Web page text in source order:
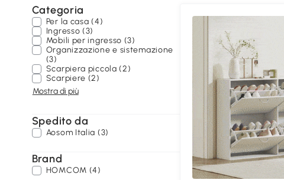
Categoria
Per la casa (4)
Ingresso (3)
Mobili per ingresso (3)
Organizzazione e sistemazione
(3)
Scarpiera piccola (2)
Scarpiere (2)
Mostra di più
Spedito da
Aosom Italia (3)
Brand
HOMCOM (4)